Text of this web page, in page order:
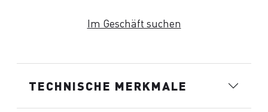
Im Geschäft suchen
TECHNISCHE MERKMALE